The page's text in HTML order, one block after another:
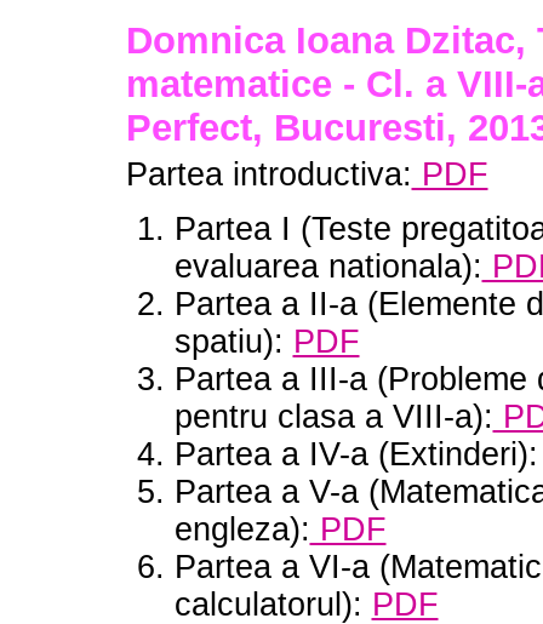
Domnica Ioana Dzitac,
matematice - Cl. a VIII-
Perfect, Bucuresti,
Partea introductiva: PDF
Partea I (Teste
evaluarea nationala):
Partea a II-a (Elemente
spatiu): PDF
Partea a III-a (Probleme
pentru clasa a VIII-a):
Partea a IV-a
Partea a V-a
engleza): PDF
Partea a VI-a
calculatorul): PDF